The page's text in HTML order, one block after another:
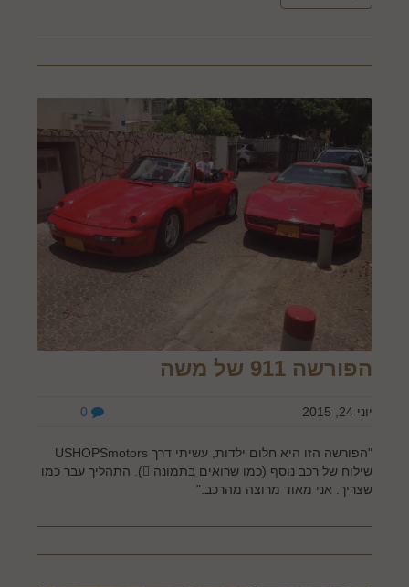
הפורשה 911 של משה
יוני 24, 2015
"הפורשה הזו היא חלום ילדות, עשיתי דרך USHOPSmotors
שילוח של רכב נוסף (כמו שרואים בתמונה ). התהליך עבר כמו
שצריך. אני מאוד מרוצה מהרכב."